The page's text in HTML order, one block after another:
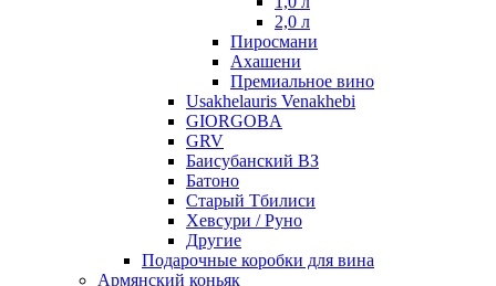
2,0 л
Пиросмани
Ахашени
Премиальное вино
Usakhelauris Venakhebi
GIORGOBA
GRV
Баисубанский ВЗ
Батоно
Старый Тбилиси
Хевсури / Руно
Другие
Подарочные коробки для вина
Армянский коньяк